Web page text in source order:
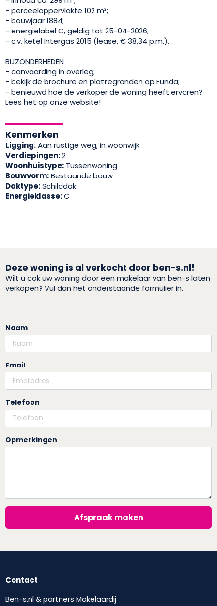
- perceeloppervlakte 102 m²;
- bouwjaar 1884;
- energielabel C, geldig tot 25-04-2026;
- c.v. ketel Intergas 2015 (lease, € 38,34 p.m.).
BIJZONDERHEDEN
- aanvaarding in overleg;
- bekijk de brochure en plattegronden op Funda;
- benieuwd hoe de verkoper de woning heeft ervaren?
Lees het op onze website!
Kenmerken
Ligging:Aan rustige weg, in woonwijk
Verdiepingen:2
Woonhuistype: Tussenwoning
Bouwvorm:Bestaande bouw
Daktype:Schilddak
Energieklasse:C
Deze woning is al verkocht door ben-s.nl!
Wilt u ook uw woning door een makelaar van ben-s laten
verkopen? Vul dan het onderstaande formulier in.
Naam
Email
Telefoon
Opmerkingen
Afspraak maken
Contact
Ben-s.nl & partners Makelaardij